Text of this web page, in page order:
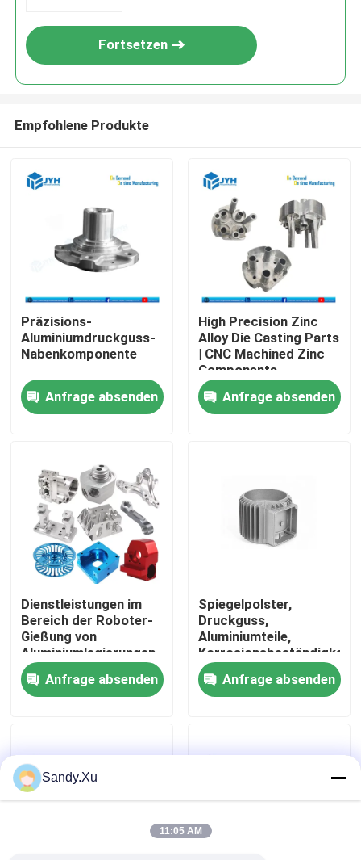
Haus
VR-Show
Über uns
Fabrik-Ausflug
Qualitätskontrolle
Treten Sie mit uns in Verbindung
Fälle
Fortsetzen
Empfohlene Produkte
Präzisions-
Aluminiumdruckguss-
Nabenkomponente
Anfrage absenden
High Precision Zinc
Alloy Die Casting Parts
| CNC Machined Zinc
Components
Manufacturer
Anfrage absenden
Dienstleistungen im
Bereich der Roboter-
Gießung von
Aluminiumlegierungen
Anfrage absenden
Spiegelpolster,
Druckguss,
Aluminiumteile,
Korrosionsbeständigkeit
Anfrage absenden
Sandy.Xu
11:05 AM